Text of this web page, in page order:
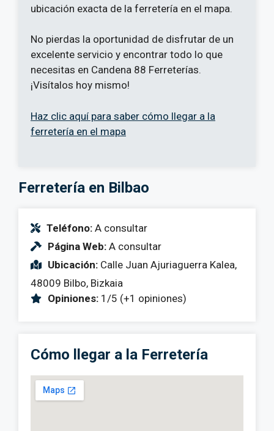
ubicación exacta de la ferretería en el mapa.
No pierdas la oportunidad de disfrutar de un
excelente servicio y encontrar todo lo que
necesitas en Candena 88 Ferreterías.
¡Visítalos hoy mismo!
Haz clic aquí para saber cómo llegar a la
ferretería en el mapa
Ferretería en Bilbao
Teléfono: A consultar
Página Web: A consultar
Ubicación: Calle Juan Ajuriaguerra Kalea,
48009 Bilbo, Bizkaia
Opiniones: 1/5 (+1 opiniones)
Cómo llegar a la Ferretería